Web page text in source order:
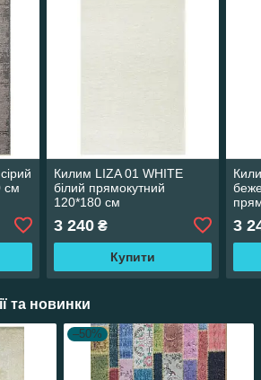
см
Килим LIZA 01 WHITE
білий прямокутний
120*180 см
3 240₴
Купити
3
та новинки
–50%